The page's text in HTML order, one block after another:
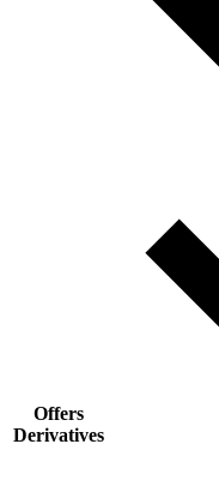
Offers
Derivatives